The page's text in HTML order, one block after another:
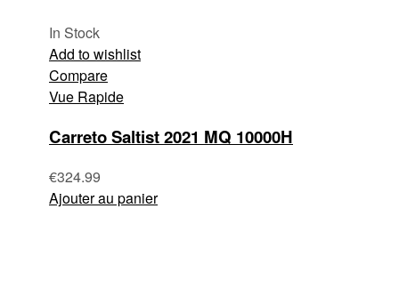
In Stock
Add to wishlist
Compare
Vue Rapide
Carreto Saltist 2021 MQ 10000H
€324.99
Ajouter au panier